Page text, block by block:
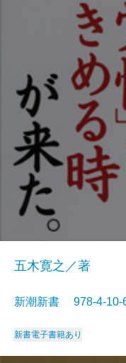
五木寛之／著
新潮新書 978-4-
新書電子書籍あり